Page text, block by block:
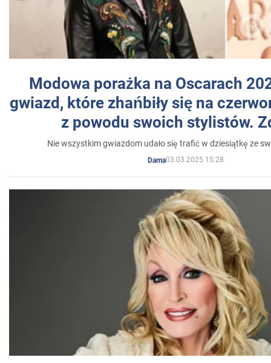
Modowa porażka na Oscarach
gwiazd, które zhańbiły się na
z powodu swoich stylistów.
Nie wszystkim gwiazdom udało się trafić w dziesiątkę ze
Dama03.03.2025 15:28